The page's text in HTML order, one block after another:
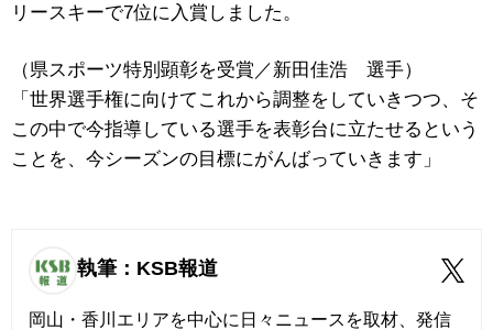
リースキーで7位に入賞しました。
（県スポーツ特別顕彰を受賞／新田佳浩 選手）
「世界選手権に向けてこれから調整をしていきつつ、そ
この中で今指導している選手を表彰台に立たせるという
ことを、今シーズンの目標にがんばっていきます」
執筆：KSB報道
岡山・香川エリアを中心に日々ニュースを取材、発信